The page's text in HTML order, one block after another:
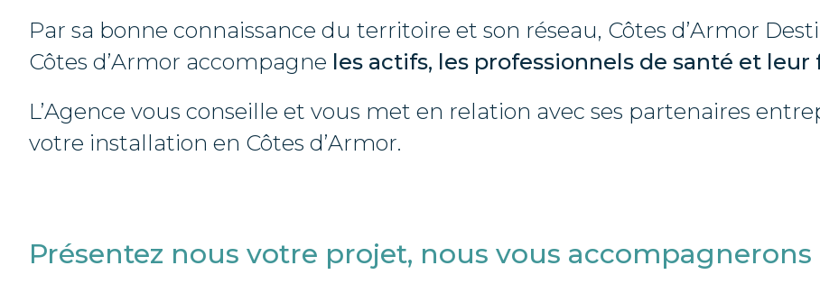
Par sa bonne connaissance du territoire et son réseau, Côtes d’Armor
Côtes d’Armor accompagne les actifs, les professionnels de santé et
L’Agence vous conseille et vous met en relation avec ses partenaires
votre installation en Côtes d’Armor.
Présentez nous votre projet, nous vous accompagnerons